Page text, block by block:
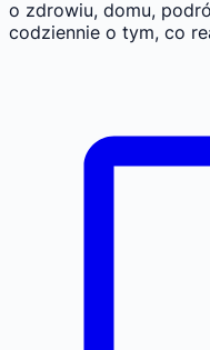
o zdrowiu, domu,
codziennie o tym, co